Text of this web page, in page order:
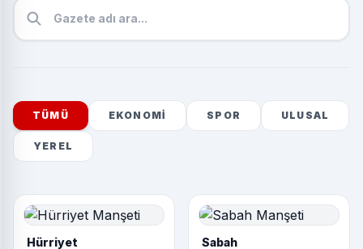
TÜMÜ EKONOMI SPOR ULUSAL
YEREL
Hürriyet
ULUSAL
Sabah
ULUSAL